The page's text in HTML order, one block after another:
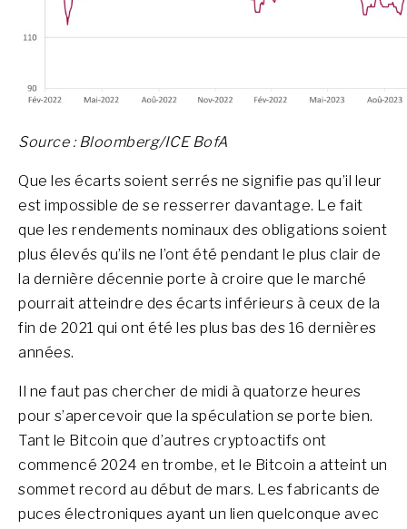
Source : Bloomberg/ICE BofA
Que les écarts soient serrés ne signifie pas qu’il leur
est impossible de se resserrer davantage. Le fait
que les rendements nominaux des obligations soient
plus élevés qu’ils ne l’ont été pendant le plus clair de
la dernière décennie porte à croire que le marché
pourrait atteindre des écarts inférieurs à ceux de la
fin de 2021 qui ont été les plus bas des 16 dernières
années.
Il ne faut pas chercher de midi à quatorze heures
pour s’apercevoir que la spéculation se porte bien.
Tant le Bitcoin que d’autres cryptoactifs ont
commencé 2024 en trombe, et le Bitcoin a atteint un
sommet record au début de mars. Les fabricants de
puces électroniques ayant un lien quelconque avec